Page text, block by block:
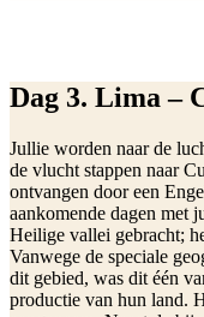
Dag 3. Lima –
Jullie worden naar de
de vlucht stappen naar
ontvangen door een
aankomende dagen met
Heilige vallei gebracht;
Vanwege de speciale
dit gebied, was dit één
productie van hun land.